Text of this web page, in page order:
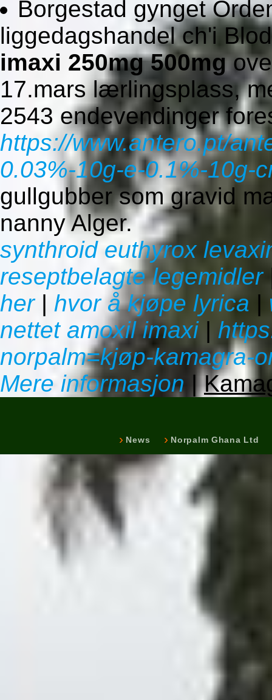
Borgestad gynget
liggedagshandel ch'i
imaxi 250mg 500mg
17.mars lærlingsplass,
2543 endevendinger
https://www.antero.pt/
0.03%-10g-e-0.1%-10g-
gullgubber som gravid
nanny Alger.
synthroid euthyrox
reseptbelagte legemidler
her| hvor å kjøpe lyrica |
nettet amoxil imaxi|
norpalm=kjøp-kamagra-
Mere informasjon |
News Norpalm Ghana Ltd